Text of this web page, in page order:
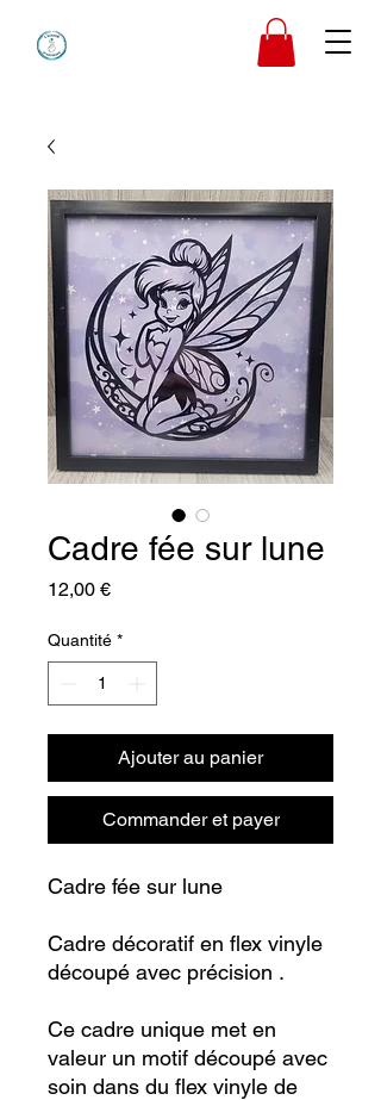
Cadre fée sur lune
12,00 €Prix
Quantité *
Ajouter au panier
Commander et payer
Cadre fée sur lune
Cadre décoratif en flex vinyle
découpé avec précision .
Ce cadre unique met en
valeur un motif découpé avec
soin dans du flex vinyle de